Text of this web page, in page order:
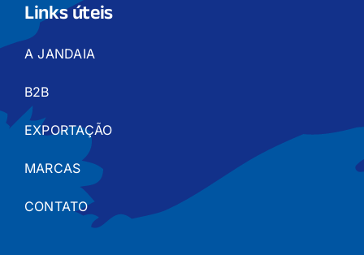
Links úteis
A JANDAIA
B2B
EXPORTAÇÃO
MARCAS
CONTATO